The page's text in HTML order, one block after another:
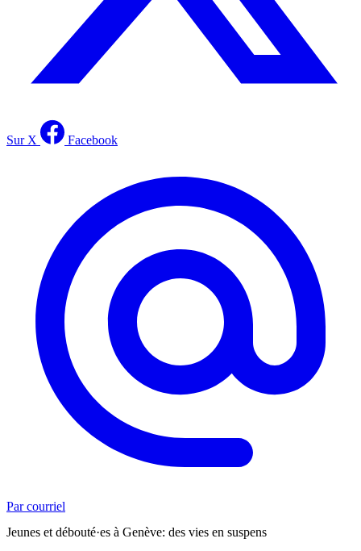
Sur X Facebook
Par courriel
Jeunes et débouté·es à Genève: des vies en suspens